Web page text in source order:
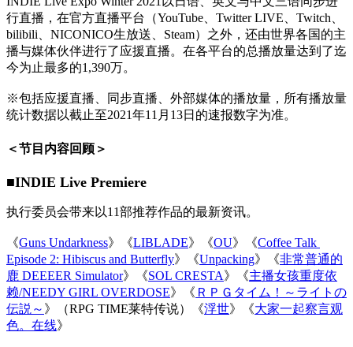
行直播，在官方直播平台（YouTube、Twitter LIVE、Twitch、
bilibili、NICONICO生放送、Steam）之外，还由世界各国的主
播与媒体伙伴进行了应援直播。在各平台的总播放量达到了迄
今为止最多的1,390万。
※包括应援直播、同步直播、外部媒体的播放量，所有播放量
统计数据以截止至2021年11月13日的速报数字为准。
＜节目内容回顾＞
■INDIE Live Premiere
执行委员会带来以11部推荐作品的最新资讯。
《Guns Undarkness》《LIBLADE》《OU》《Coffee Talk
Episode 2: Hibiscus and Butterfly》《Unpacking》《非常普通的
鹿 DEEEER Simulator》《SOL CRESTA》《主播女孩重度依
赖/NEEDY GIRL OVERDOSE》《 ＲＰＧタイム！～ライトの
伝説～ 》（RPG TIME莱特传说）《浮世》《大家一起察言观
色。在线》